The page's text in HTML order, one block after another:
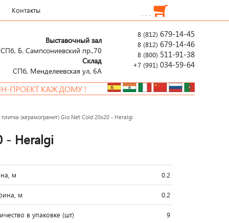
Контакты . . .
8 (812) 679-14-45
8 (812) 679-14-46
8 (800) 511-91-38
+7 (991) 034-59-64
Выставочный зал
СПб, Б. Сампсониевский пр.,70
Склад
СПб, Менделеевcкая ул, 6А
!
(керамогранит) Gio Net Cold 20x20 - Heralgi
- Heralgi
м 0.2
м 0.2
в упаковке (шт) 9